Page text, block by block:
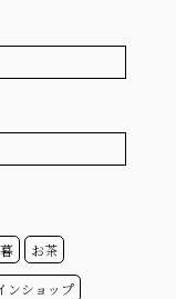
お茶
ンショップ